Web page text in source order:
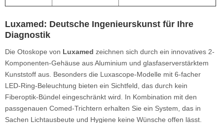
Luxamed: Deutsche Ingenieurskunst für Ihre
Diagnostik
Die Otoskope von Luxamed zeichnen sich durch ein innovatives 2-
Komponenten-Gehäuse aus Aluminium und glasfaserverstärktem
Kunststoff aus. Besonders die Luxascope-Modelle mit 6-facher
LED-Ring-Beleuchtung bieten ein Sichtfeld, das durch kein
Fiberoptik-Bündel eingeschränkt wird. In Kombination mit den
passgenauen Comed-Trichtern erhalten Sie ein System, das in
Sachen Lichtausbeute und Hygiene keine Wünsche offen lässt.